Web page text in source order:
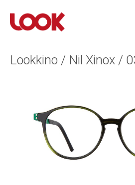
Lookkino / Nil Xinox /